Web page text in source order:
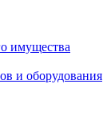
имущества
и оборудования